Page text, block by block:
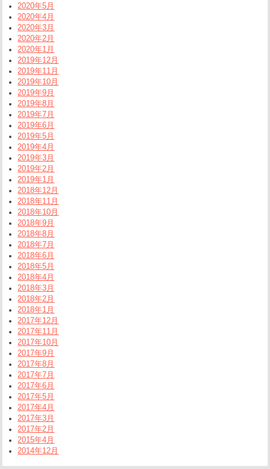
2020年5月
2020年4月
2020年3月
2020年2月
2020年1月
2019年12月
2019年11月
2019年10月
2019年9月
2019年8月
2019年7月
2019年6月
2019年5月
2019年4月
2019年3月
2019年2月
2019年1月
2018年12月
2018年11月
2018年10月
2018年9月
2018年8月
2018年7月
2018年6月
2018年5月
2018年4月
2018年3月
2018年2月
2018年1月
2017年12月
2017年11月
2017年10月
2017年9月
2017年8月
2017年7月
2017年6月
2017年5月
2017年4月
2017年3月
2017年2月
2015年4月
2014年12月